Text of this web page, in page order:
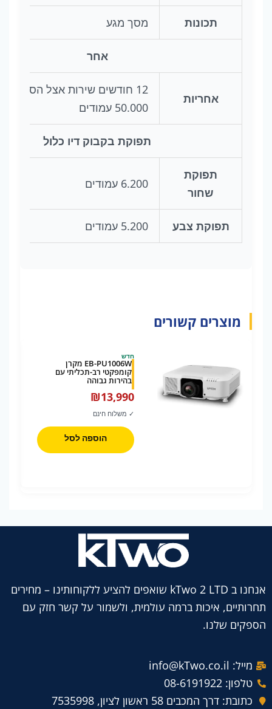
תכונות מסך מגע
אחר
אחריות
12 חודשים שירות אצל הספק,
50.000 עמודים
תפוקת בקבוק דיו כלול
תפוקת
שחור
6.200 עמודים
תפוקת צבע 5.200 עמודים
מוצרים קשורים
חדש
EB-PU1006W מקרן
קומפקטי רב-תכליתי עם
בהירות גבוהה
₪13,990
✓ משלוח חינם
הוספה לסל
אנחנו ב kTwo 2 LTD שואפים להציע ללקוחותינו – מחירים
תחרותיים, איכות ברמה עולמית, ולשמור על קשר חזק עם
הספקים שלנו.
מייל: info@kTwo.co.il
טלפון: 08-6191922
כתובת: דרך המכבים 58 ראשון לציון, 7535998